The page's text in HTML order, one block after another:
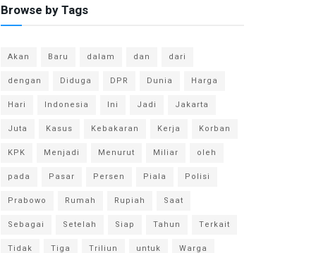
Browse by Tags
Akan Baru dalam dan
dari
dengan
Diduga DPR Dunia
Harga
Hari
Indonesia Ini Jadi
Jakarta
Juta
Kasus Kebakaran Kerja
Korban
KPK
Menjadi Menurut Miliar
oleh
pada
Pasar Persen Piala
Polisi
Prabowo
Rumah Rupiah
Saat
Sebagai
Setelah Siap Tahun
Terkait
Tidak
Tiga Triliun untuk Warga